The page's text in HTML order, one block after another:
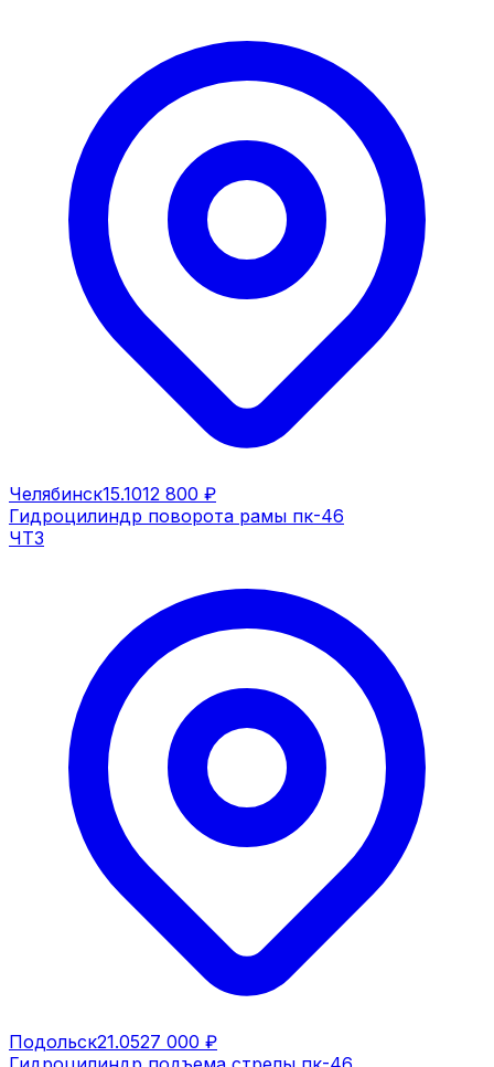
Челябинск15.1012 800 ₽
Гидроцилиндр поворота рамы пк-46
ЧТЗ
Подольск21.0527 000 ₽